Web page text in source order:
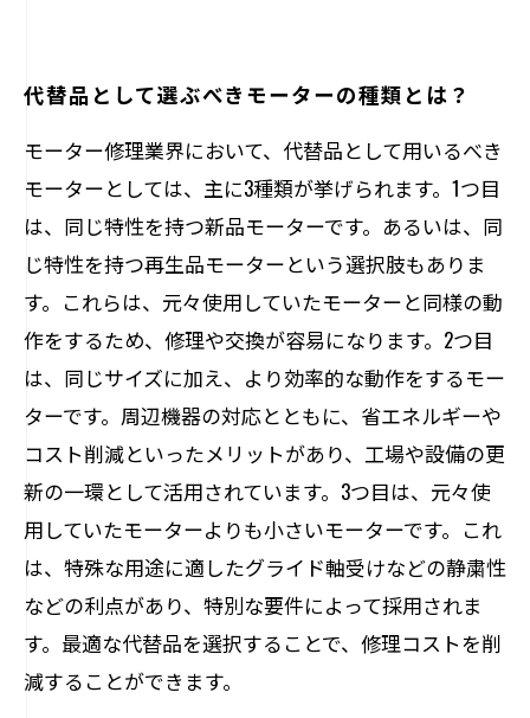
代替品として選ぶべきモーターの種類とは？
モーター修理業界において、代替品として用いるべき
モーターとしては、主に3種類が挙げられます。1つ目
は、同じ特性を持つ新品モーターです。あるいは、同
じ特性を持つ再生品モーターという選択肢もありま
す。これらは、元々使用していたモーターと同様の動
作をするため、修理や交換が容易になります。2つ目
は、同じサイズに加え、より効率的な動作をするモー
ターです。周辺機器の対応とともに、省エネルギーや
コスト削減といったメリットがあり、工場や設備の更
新の一環として活用されています。3つ目は、元々使
用していたモーターよりも小さいモーターです。これ
は、特殊な用途に適したグライド軸受けなどの静粛性
などの利点があり、特別な要件によって採用されま
す。最適な代替品を選択することで、修理コストを削
減することができます。